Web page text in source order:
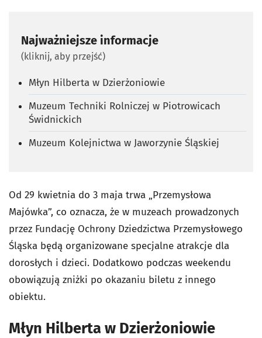
Najważniejsze informacje
(kliknij, aby przejść)
Młyn Hilberta w Dzierżoniowie
Muzeum Techniki Rolniczej w Piotrowicach
Świdnickich
Muzeum Kolejnictwa w Jaworzynie Śląskiej
Od 29 kwietnia do 3 maja trwa „Przemysłowa
Majówka”, co oznacza, że w muzeach prowadzonych
przez Fundację Ochrony Dziedzictwa Przemysłowego
Śląska będą organizowane specjalne atrakcje dla
dorosłych i dzieci. Dodatkowo podczas weekendu
obowiązują zniżki po okazaniu biletu z innego
obiektu.
Młyn Hilberta w Dzierżoniowie